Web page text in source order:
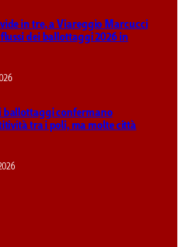
in tre, a Viareggio Marcucci
dei ballottaggi 2026 in
ballottaggi confermano
tra i poli, ma molte città